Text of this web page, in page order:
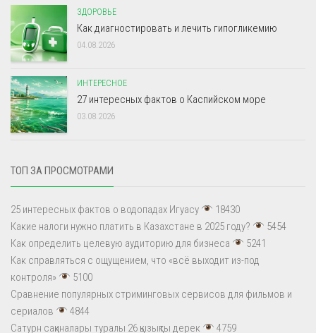
ЗДОРОВЬЕ
Как диагностировать и лечить гипогликемию
04.08.2026
ИНТЕРЕСНОЕ
27 интересных фактов о Каспийском море
03.08.2026
ТОП ЗА ПРОСМОТРАМИ
25 интересных фактов о водопадах Игуасу
18430
Какие налоги нужно платить в Казахстане в 2025 году?
5454
Как определить целевую аудиторию для бизнеса
5241
Как справляться с ощущением, что «всё выходит из-под
контроля»
5100
Сравнение популярных стриминговых сервисов для фильмов и
сериалов
4844
Сатурн сақиналары туралы 26 қызықты дерек
4759